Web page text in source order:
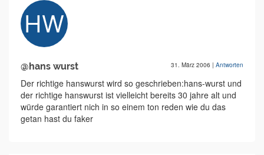
@hans wurst 31. März 2006 | Antworten
Der richtige hanswurst wird so geschrieben:hans-wurst und
der richtige hanswurst ist vielleicht bereits 30 jahre alt und
würde garantiert nich in so einem ton reden wie du das
getan hast du faker